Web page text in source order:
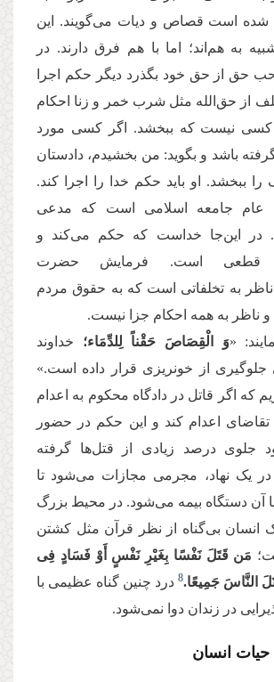
است قصاص و دیات می‌گویند. این
به هم‌اند؛ اما با هم فرق دارند. در
حق از حق خود بگذرد دیگر حکم اجرا
از حق‌الله مثل شرب خمر و زنا احکام
نیست که ببخشد. اگر کسی مورد
باشد و بگوید: من بخشیدم، دادستان
را ببخشد. او باید حکم خدا را اجرا کند.
عام جامعه اسلامی است که مدعی
در این‌جا خداست که حکم می‌کند و
است. فرمایش حضرت
ناظر به تخلفاتی است که به حقوق مردم
ناظر به همه احکام جزا نیست.
«وَ الْقِصَاصَ حَقْناً لِلدِّمَاء؛ خداوند
از خونریزی قرار داده است.»
که اگر قاتل در دادگاه محکوم به اعدام
اعدام کند و این حکم در حضور
جلوی درصد زیادی از قتل‌ها گرفته
یک نهاد، مجرمی مجازات می‌شود تا
آن دستگاه بیمه می‌شود. در محیط بزرگ
انسان بی‌گناه از نظر قرآن مثل کشتن
مَن قَتَلَ نَفْسًا بِغَیْرِ نَفْسٍ أَوْ فَسَادٍ فِی
النَّاسَ جَمِیعًا.8 درد چنین گناه عظیمی با
در زندان دوا نمی‌شود.
انسان